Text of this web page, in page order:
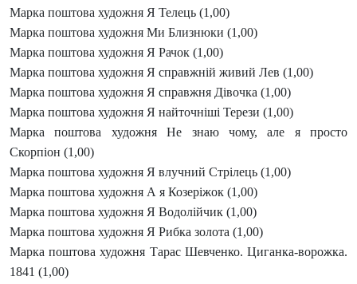
Марка поштова художня Я Телець (1,00)
Марка поштова художня Ми Близнюки (1,00)
Марка поштова художня Я Рачок (1,00)
Марка поштова художня Я справжній живий Лев (1,00)
Марка поштова художня Я справжня Дівочка (1,00)
Марка поштова художня Я найточніші Терези (1,00)
Марка поштова художня Не знаю чому, але я просто
Скорпіон (1,00)
Марка поштова художня Я влучний Стрілець (1,00)
Марка поштова художня А я Козеріжок (1,00)
Марка поштова художня Я Водолійчик (1,00)
Марка поштова художня Я Рибка золота (1,00)
Марка поштова художня Тарас Шевченко. Циганка-ворожка.
1841 (1,00)